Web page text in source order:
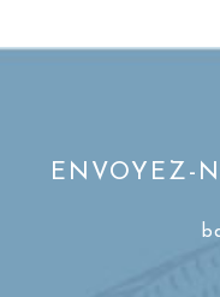
ENVOYEZ-